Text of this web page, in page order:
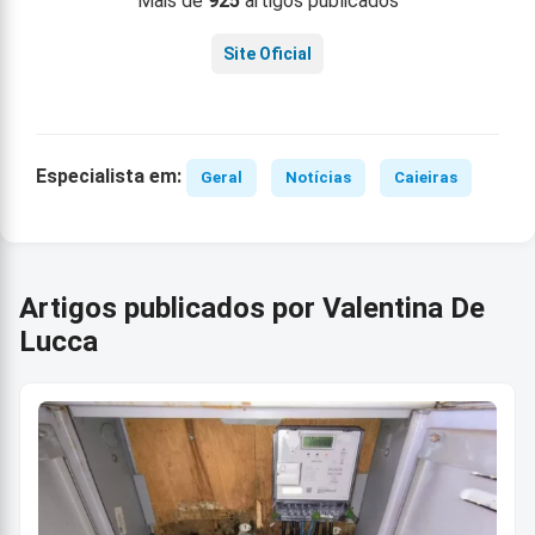
Site Oficial
Especialista em: Geral Notícias Caieiras
Artigos publicados por Valentina De
Lucca